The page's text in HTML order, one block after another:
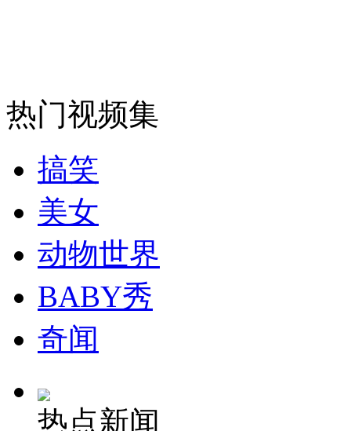
纽约上演“枕头大战”
司机酒驾遇交警 急速倒车逃窜
热门视频集
搞笑
美女
动物世界
BABY秀
奇闻
热点新闻